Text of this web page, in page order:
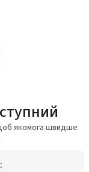
якомога швидше